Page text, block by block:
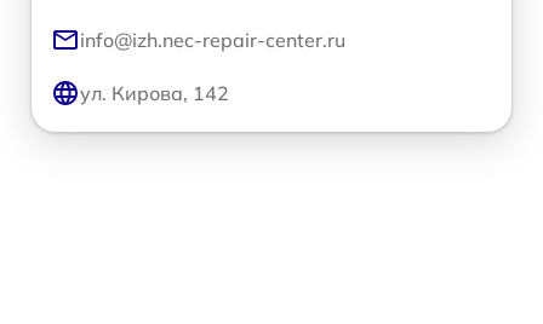
info@izh.nec-repair-center.ru
ул. Кирова, 142